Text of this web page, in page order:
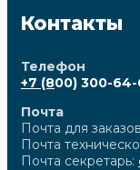
Контакты
Телефон
+7 (800) 300-64-
Почта
Почта для
Почта
Почта секретарь: